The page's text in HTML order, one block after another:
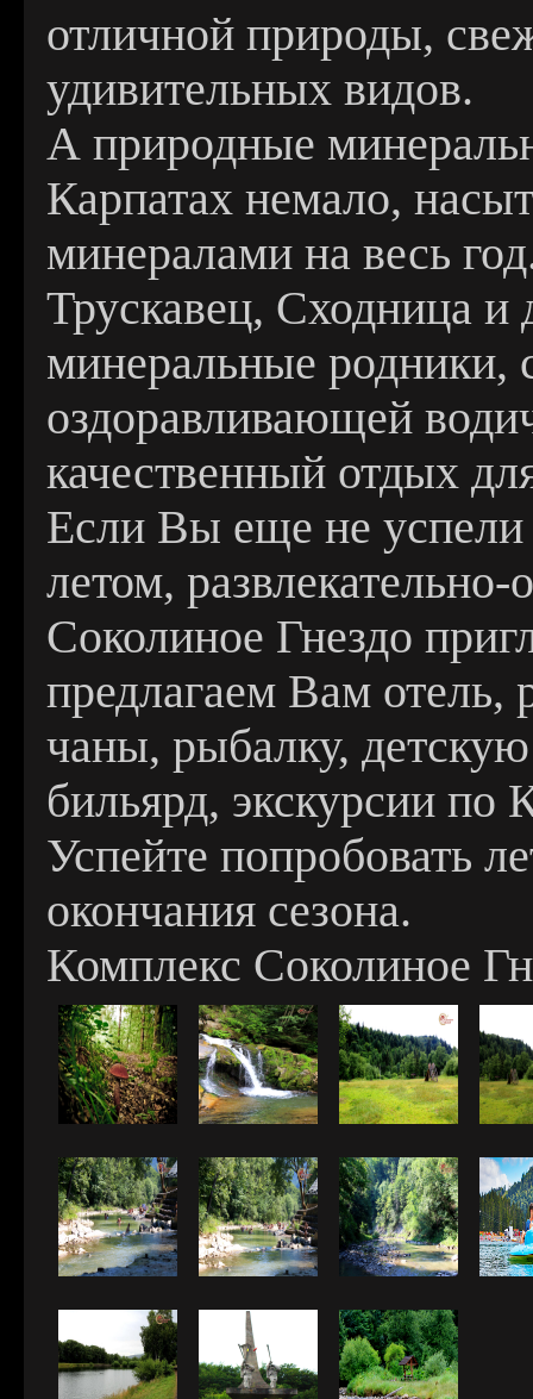
отличной природы,
удивительных видов.
А природные
Карпатах немало,
минералами на весь
Трускавец, Сходница и
минеральные
оздоравливающей
качественный отдых
Если Вы еще не успели
летом,
Соколиное Гнездо
предлагаем Вам отель,
чаны, рыбалку,
бильярд, экскурсии по
Успейте попробовать
окончания сезона.
Комплекс Соколиное